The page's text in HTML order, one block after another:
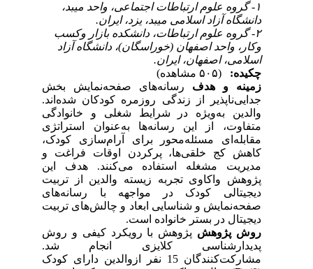
۱- گروه علوم ارتباطات اجتماعی، واحد میبد،
دانشگاه آزاد اسلامی میبد، یزد، ایران.
۲- گروه علوم ارتباطات، دانشکده بازار وکسب
وکار، واحد اصفهان (خوراسگان)، دانشگاه آزاد
اسلامی، اصفهان، ایران.
چکیده:
زمینه و هدفرسانه‌های صفحه‌نمایش بخش
جدایی‌ناپذیر از زندگی روزمره کودکان شده‌اند.
والدین به‌ویژه در شرایط شغلی و خانوادگی
متفاوت، از این رسانه‌ها به‌عنوان استراتژی
مقابله‌ای مسئله‌محور برای آرام‌سازی کودک،
کاهش کج خلقی‌ها، پرکردن اوقات فراغت و
مدیریت مشغله استفاده می‌کنند. هدف این
پژوهش واکاوی تجربه زیسته والدین از تربیت
دیجیتالی کودک در مواجهه با رسانه‌های
صفحه‌نمایش و شناسایی ابعاد و چالش‌های تربیت
دیجیتال در بستر خانواده است.
روش پژوهشپژوهش با رویکرد کیفی و روش
پدیدارشناسی کلایزی انجام شد.
مشارکت‌کنندگان 15 نفر ازوالدین دارای کودک